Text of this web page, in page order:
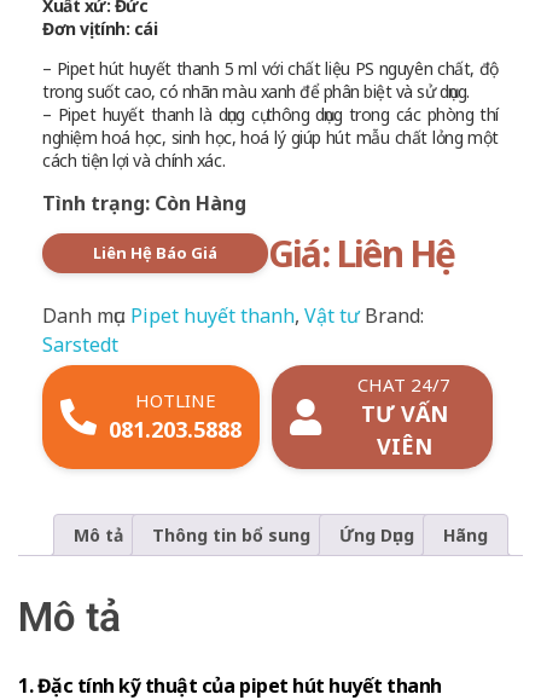
Tình trạng: Còn Hàng
Giá: Liên Hệ
Liên Hệ Báo Giá
Xuất xứ: Đức
Đơn vị tính: cái
– Pipet hút huyết thanh 5 ml với chất liệu PS nguyên chất, độ
trong suốt cao, có nhãn màu xanh để phân biệt và sử dụng.
– Pipet huyết thanh là dụng cụ thông dụng trong các phòng thí
nghiệm hoá học, sinh học, hoá lý giúp hút mẫu chất lỏng một
cách tiện lợi và chính xác.
HOTLINE
081.203.5888
CHAT 24/7
TƯ VẤN
VIÊN
Danh mục: Pipet huyết thanh, Vật tư Brand:
Sarstedt
Mô tả Thông tin bổ sung Ứng Dụng Hãng
Mô tả
1. Đặc tính kỹ thuật của pipet hút huyết thanh